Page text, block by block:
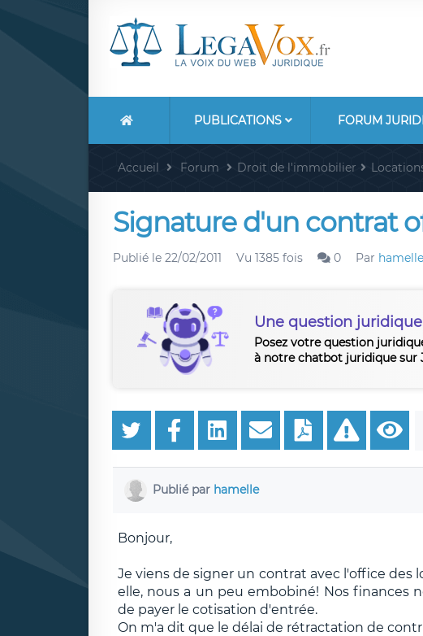
PUBLICATIONS FORUM
Accueil Forum Droit de l'immobilier
Signature d'un contrat
Publié le 22/02/2011 Vu 1385 fois 0 Par hamelle
Une question
Posez votre question
à notre chatbot juridique sur
Publié par hamelle
Bonjour,
Je viens de signer un contrat avec l'office des
elle, nous a un peu embobiné! Nos finances
de payer le cotisation d'entrée.
On m'a dit que le délai de rétractation de